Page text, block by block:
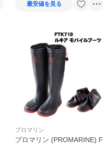
最安値を見る
プロマリン
プロマリン (PROMARINE) F